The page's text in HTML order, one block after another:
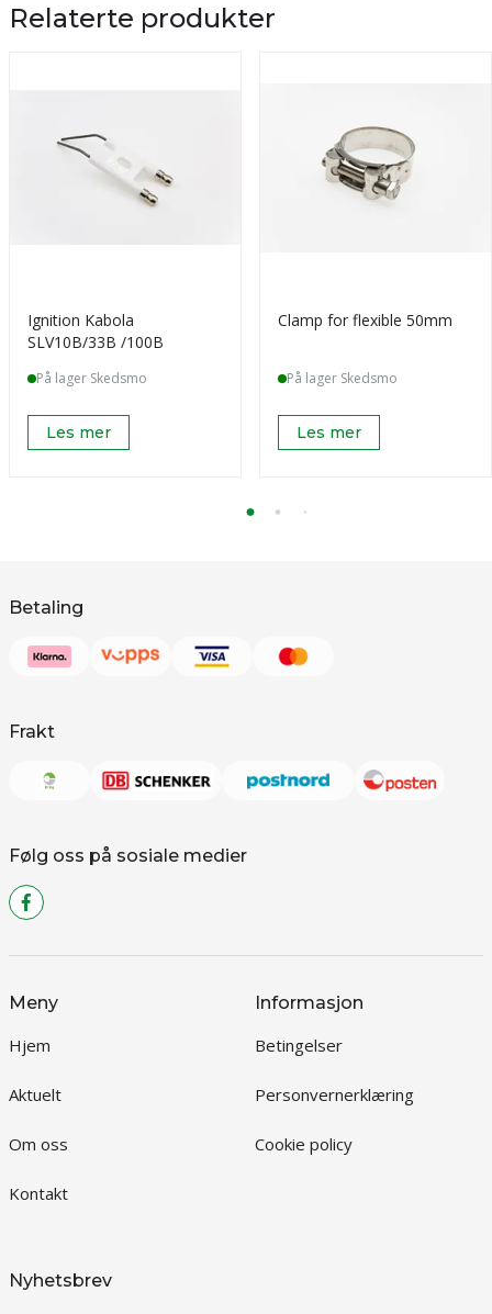
Relaterte produkter
Ignition Kabola
SLV10B/33B /100B
På lager Skedsmo
Les mer
Clamp for flexible 50mm
På lager Skedsmo
Les mer
Betaling
Frakt
Følg oss på sosiale medier
Meny
Hjem
Aktuelt
Om oss
Kontakt
Informasjon
Betingelser
Personvernerklæring
Cookie policy
Nyhetsbrev